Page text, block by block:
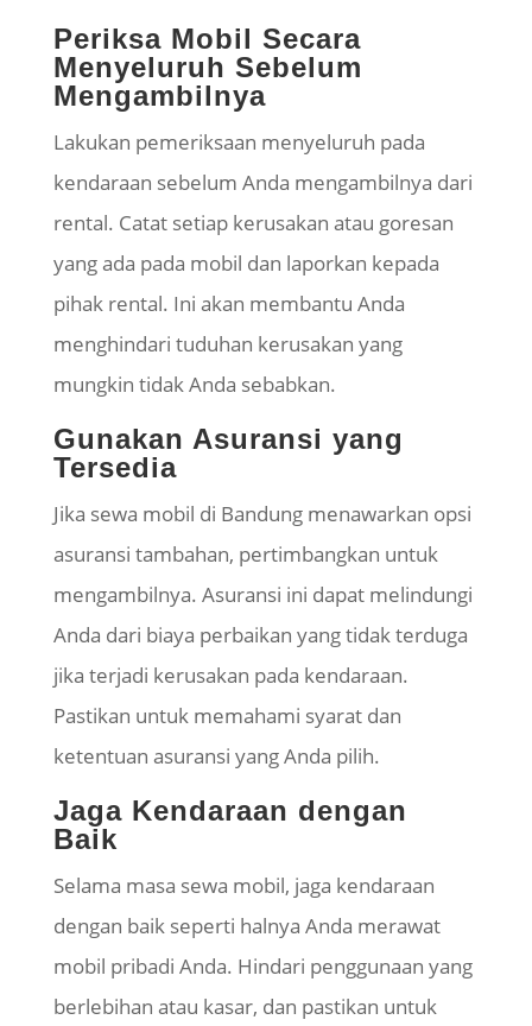
Periksa Mobil Secara
Menyeluruh Sebelum
Mengambilnya
Lakukan pemeriksaan menyeluruh pada
kendaraan sebelum Anda mengambilnya dari
rental. Catat setiap kerusakan atau goresan
yang ada pada mobil dan laporkan kepada
pihak rental. Ini akan membantu Anda
menghindari tuduhan kerusakan yang
mungkin tidak Anda sebabkan.
Gunakan Asuransi yang
Tersedia
Jika sewa mobil di Bandung menawarkan opsi
asuransi tambahan, pertimbangkan untuk
mengambilnya. Asuransi ini dapat melindungi
Anda dari biaya perbaikan yang tidak terduga
jika terjadi kerusakan pada kendaraan.
Pastikan untuk memahami syarat dan
ketentuan asuransi yang Anda pilih.
Jaga Kendaraan dengan
Baik
Selama masa sewa mobil, jaga kendaraan
dengan baik seperti halnya Anda merawat
mobil pribadi Anda. Hindari penggunaan yang
berlebihan atau kasar, dan pastikan untuk